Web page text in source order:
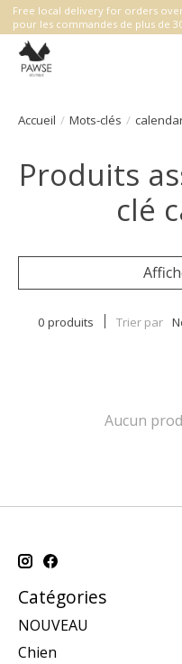
Free local delivery for orders
pour les commandes de plus de
Accueil / Mots-clés /
Produits
clé
0 produits Trier par
Aucun
Catégories
NOUVEAU
Chien